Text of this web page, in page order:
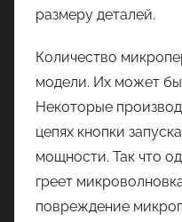
размеру деталей.
Количество
модели. Их может
Некоторые
цепях кнопки
мощности. Так что
греет
повреждение